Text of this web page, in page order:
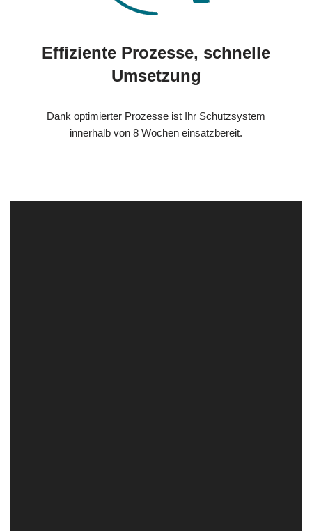
Effiziente Prozesse, schnelle
Umsetzung
Dank optimierter Prozesse ist Ihr Schutzsystem
innerhalb von 8 Wochen einsatzbereit.